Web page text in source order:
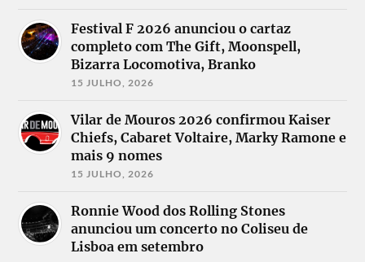
Festival F 2026 anunciou o cartaz
completo com The Gift, Moonspell,
Bizarra Locomotiva, Branko
15 JULHO, 2026
Vilar de Mouros 2026 confirmou Kaiser
Chiefs, Cabaret Voltaire, Marky Ramone e
mais 9 nomes
15 JULHO, 2026
Ronnie Wood dos Rolling Stones
anunciou um concerto no Coliseu de
Lisboa em setembro